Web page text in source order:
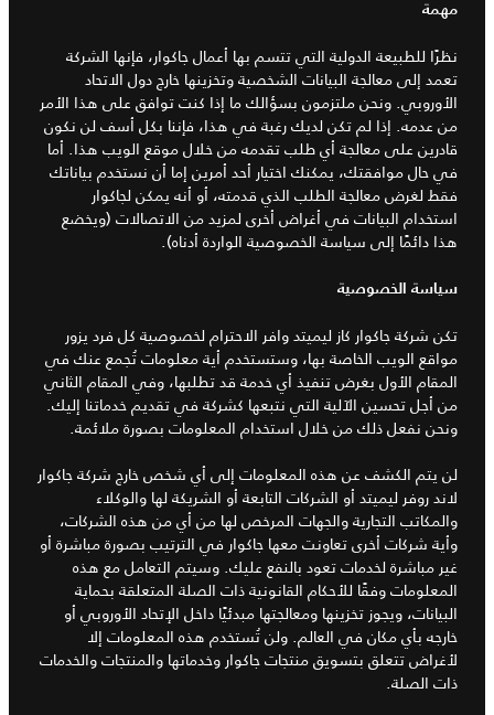
مهمة
نظرًا للطبيعة الدولية التي تتسم بها أعمال جاكوار، فإنها الشركة
تعمد إلى معالجة البيانات الشخصية وتخزينها خارج دول الاتحاد
الأوروبي. ونحن ملتزمون بسؤالك ما إذا كنت توافق على هذا الأمر
من عدمه. إذا لم تكن لديك رغبة في هذا، فإننا بكل أسف لن نكون
قادرين على معالجة أي طلب تقدمه من خلال موقع الويب هذا. أما
في حال موافقتك، يمكنك اختيار أحد أمرين إما أن نستخدم بياناتك
فقط لغرض معالجة الطلب الذي قدمته، أو أنه يمكن لجاكوار
استخدام البيانات في أغراض أخرى لمزيد من الاتصالات (ويخضع
هذا دائمًا إلى سياسة الخصوصية الواردة أدناه).
سياسة الخصوصية
تكن شركة جاكوار كاز ليميتد وافر الاحترام لخصوصية كل فرد يزور
مواقع الويب الخاصة بها، وستستخدم أية معلومات تُجمع عنك في
المقام الأول بغرض تنفيذ أي خدمة قد تطلبها، وفي المقام الثاني
من أجل تحسين الآلية التي نتبعها كشركة في تقديم خدماتنا إليك.
ونحن نفعل ذلك من خلال استخدام المعلومات بصورة ملائمة.
لن يتم الكشف عن هذه المعلومات إلى أي شخص خارج شركة جاكوار
لاند روفر ليميتد أو الشركات التابعة أو الشريكة لها والوكلاء
والمكاتب التجارية والجهات المرخص لها من أي من هذه الشركات،
وأية شركات أخرى تعاونت معها جاكوار في الترتيب بصورة مباشرة أو
غير مباشرة لخدمات تعود بالنفع عليك. وسيتم التعامل مع هذه
المعلومات وفقًا للأحكام القانونية ذات الصلة المتعلقة بحماية
البيانات، ويجوز تخزينها ومعالجتها مبدئيًا داخل الإتحاد الأوروبي أو
خارجه بأي مكان في العالم. ولن تُستخدم هذه المعلومات إلا
لأغراض تتعلق بتسويق منتجات جاكوار وخدماتها والمنتجات والخدمات
ذات الصلة.